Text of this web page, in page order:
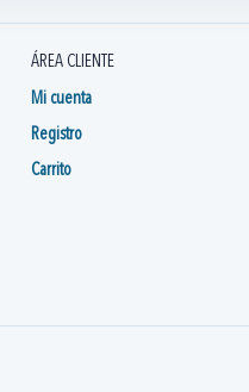
ÁREA CLIENTE
Mi cuenta
Registro
Carrito